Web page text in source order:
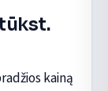
kainą